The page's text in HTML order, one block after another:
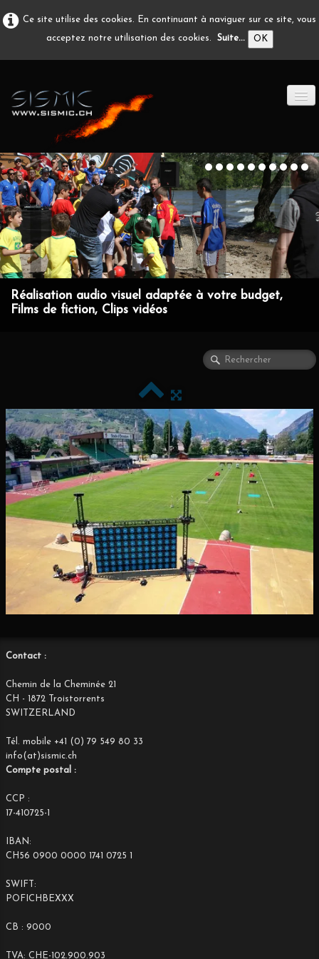
Ce site utilise des cookies. En continuant à naviguer sur ce site, vous
acceptez notre utilisation des cookies. Suite... OK
ACCUEIL
PRODUCTION A/V
DÉVELOPPEMENT
EN IMAGE
CONTACT
Réalisation audio visuel adaptée à votre budget,
Films de fiction, Clips vidéos
Contact :
Chemin de la Cheminée 21
CH - 1872 Troistorrents
SWITZERLAND
Tél. mobile +41 (0) 79 549 80 33
info(at)sismic.ch
Compte postal :
CCP :
17-410725-1
IBAN:
CH56 0900 0000 1741 0725 1
SWIFT:
POFICHBEXXX
CB : 9000
TVA: CHE-102.900.903